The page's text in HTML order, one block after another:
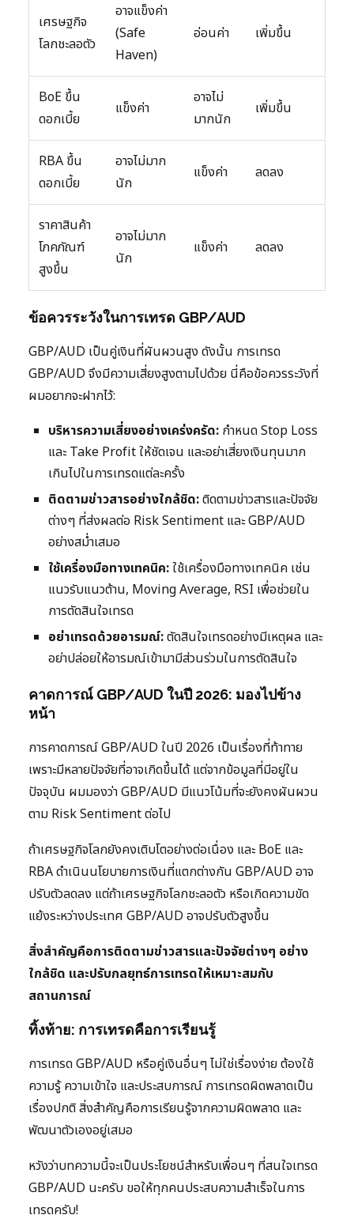
เศรษฐกิจ
โลกชะลอตัว
อาจแข็งค่า
(Safe
Haven)
อ่อนค่า เพิ่มขึ้น
BoE ขึ้น
ดอกเบี้ย
แข็งค่า
อาจไม่
มากนัก
เพิ่มขึ้น
RBA ขึ้น
ดอกเบี้ย
อาจไม่มาก
นัก
แข็งค่า ลดลง
ราคาสินค้า
โภคภัณฑ์
สูงขึ้น
อาจไม่มาก
นัก
แข็งค่า ลดลง
ข้อควรระวังในการเทรด GBP/AUD
GBP/AUD เป็นคู่เงินที่ผันผวนสูง ดังนั้น การเทรด
GBP/AUD จึงมีความเสี่ยงสูงตามไปด้วย นี่คือข้อควรระวังที่
ผมอยากจะฝากไว้:
บริหารความเสี่ยงอย่างเคร่งครัด: กำหนด Stop Loss
และ Take Profit ให้ชัดเจน และอย่าเสี่ยงเงินทุนมาก
เกินไปในการเทรดแต่ละครั้ง
ติดตามข่าวสารอย่างใกล้ชิด:ติดตามข่าวสารและปัจจัย
ต่างๆ ที่ส่งผลต่อ Risk Sentiment และ GBP/AUD
อย่างสม่ำเสมอ
ใช้เครื่องมือทางเทคนิค:ใช้เครื่องมือทางเทคนิค เช่น
แนวรับแนวต้าน, Moving Average, RSI เพื่อช่วยใน
การตัดสินใจเทรด
อย่าเทรดด้วยอารมณ์:ตัดสินใจเทรดอย่างมีเหตุผล และ
อย่าปล่อยให้อารมณ์เข้ามามีส่วนร่วมในการตัดสินใจ
คาดการณ์ GBP/AUD ในปี 2026: มองไปข้าง
หน้า
การคาดการณ์ GBP/AUD ในปี 2026 เป็นเรื่องที่ท้าทาย
เพราะมีหลายปัจจัยที่อาจเกิดขึ้นได้ แต่จากข้อมูลที่มีอยู่ใน
ปัจจุบัน ผมมองว่า GBP/AUD มีแนวโน้มที่จะยังคงผันผวน
ตาม Risk Sentiment ต่อไป
ถ้าเศรษฐกิจโลกยังคงเติบโตอย่างต่อเนื่อง และ BoE และ
RBA ดำเนินนโยบายการเงินที่แตกต่างกัน GBP/AUD อาจ
ปรับตัวลดลง แต่ถ้าเศรษฐกิจโลกชะลอตัว หรือเกิดความขัด
แย้งระหว่างประเทศ GBP/AUD อาจปรับตัวสูงขึ้น
สิ่งสำคัญคือการติดตามข่าวสารและปัจจัยต่างๆ อย่าง
ใกล้ชิด และปรับกลยุทธ์การเทรดให้เหมาะสมกับ
สถานการณ์
ทิ้งท้าย: การเทรดคือการเรียนรู้
การเทรด GBP/AUD หรือคู่เงินอื่นๆ ไม่ใช่เรื่องง่าย ต้องใช้
ความรู้ ความเข้าใจ และประสบการณ์ การเทรดผิดพลาดเป็น
เรื่องปกติ สิ่งสำคัญคือการเรียนรู้จากความผิดพลาด และ
พัฒนาตัวเองอยู่เสมอ
หวังว่าบทความนี้จะเป็นประโยชน์สำหรับเพื่อนๆ ที่สนใจเทรด
GBP/AUD นะครับ ขอให้ทุกคนประสบความสำเร็จในการ
เทรดครับ!